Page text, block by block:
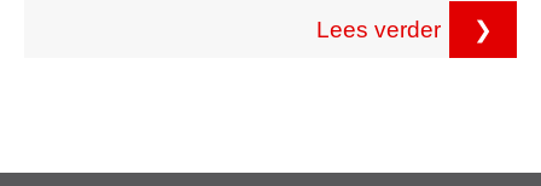
Lees verder ❯